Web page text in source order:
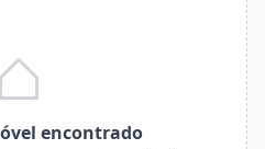
encontrado